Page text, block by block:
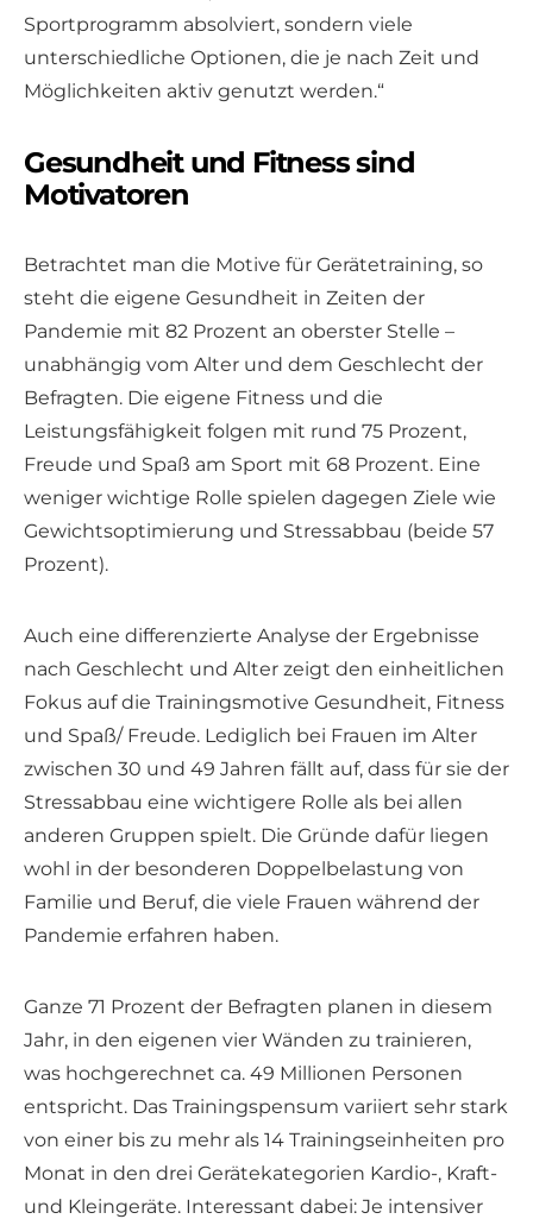
Sportprogramm absolviert, sondern viele
unterschiedliche Optionen, die je nach Zeit und
Möglichkeiten aktiv genutzt werden.“
Gesundheit und Fitness sind
Motivatoren
Betrachtet man die Motive für Gerätetraining, so
steht die eigene Gesundheit in Zeiten der
Pandemie mit 82 Prozent an oberster Stelle –
unabhängig vom Alter und dem Geschlecht der
Befragten. Die eigene Fitness und die
Leistungsfähigkeit folgen mit rund 75 Prozent,
Freude und Spaß am Sport mit 68 Prozent. Eine
weniger wichtige Rolle spielen dagegen Ziele wie
Gewichtsoptimierung und Stressabbau (beide 57
Prozent).
Auch eine differenzierte Analyse der Ergebnisse
nach Geschlecht und Alter zeigt den einheitlichen
Fokus auf die Trainingsmotive Gesundheit, Fitness
und Spaß/ Freude. Lediglich bei Frauen im Alter
zwischen 30 und 49 Jahren fällt auf, dass für sie der
Stressabbau eine wichtigere Rolle als bei allen
anderen Gruppen spielt. Die Gründe dafür liegen
wohl in der besonderen Doppelbelastung von
Familie und Beruf, die viele Frauen während der
Pandemie erfahren haben.
Ganze 71 Prozent der Befragten planen in diesem
Jahr, in den eigenen vier Wänden zu trainieren,
was hochgerechnet ca. 49 Millionen Personen
entspricht. Das Trainingspensum variiert sehr stark
von einer bis zu mehr als 14 Trainingseinheiten pro
Monat in den drei Gerätekategorien Kardio-, Kraft-
und Kleingeräte. Interessant dabei: Je intensiver